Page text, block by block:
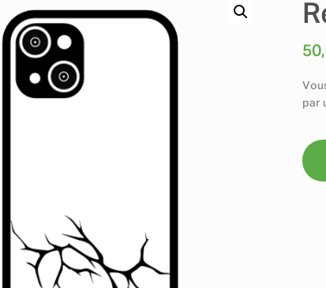
par